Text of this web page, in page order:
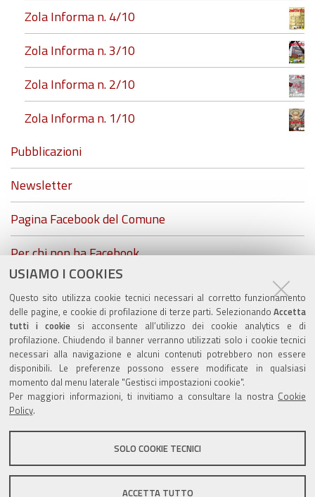
USIAMO I COOKIES
Questo sito utilizza cookie tecnici necessari al corretto funzionamento
delle pagine, e cookie di profilazione di terze parti. Selezionando Accetta
tutti i cookiesi acconsente all’utilizzo dei cookie analytics e di
profilazione. Chiudendo il banner verranno utilizzati solo i cookie tecnici
necessari alla navigazione e alcuni contenuti potrebbero non essere
disponibili. Le preferenze possono essere modificate in qualsiasi
momento dal menu laterale "Gestisci impostazioni cookie".
Per maggiori informazioni, ti invitiamo a consultare la nostra Cookie
Policy.
SOLO COOKIE TECNICI
ACCETTA TUTTO
Zola Informa n. 4/10
Zola Informa n. 3/10
Zola Informa n. 2/10
Zola Informa n. 1/10
Pubblicazioni
Newsletter
Pagina Facebook del Comune
Per chi non ha Facebook...
ZolaGram - il canale Telegram del Comune di Zola
Predosa
Valuta questo sito
Sito istituzionale Comune di Zola Predosa